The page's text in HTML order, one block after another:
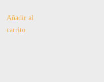
Añadir al
carrito